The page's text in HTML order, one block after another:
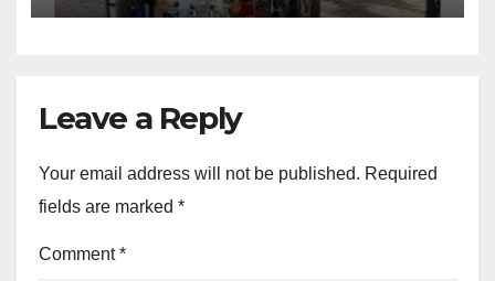
Leave a Reply
Your email address will not be published. Required
fields are marked *
Comment*